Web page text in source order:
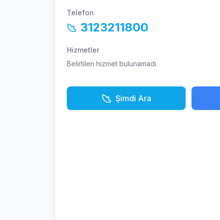
Telefon
3123211800
Hizmetler
Belirtilen hizmet bulunamadı.
Şimdi Ara